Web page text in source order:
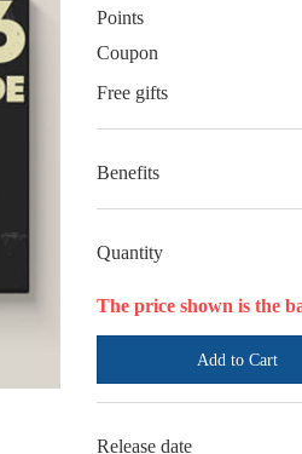
Points
Coupon
Free gifts
Benefits
Quantity
The price shown is the
Add to Cart
Release date